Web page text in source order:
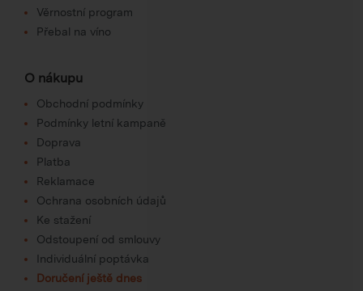
Věrnostní program
Přebal na víno
O nákupu
Obchodní podmínky
Podmínky letní kampaně
Doprava
Platba
Reklamace
Ochrana osobních údajů
Ke stažení
Odstoupení od smlouvy
Individuální poptávka
Doručení ještě dnes